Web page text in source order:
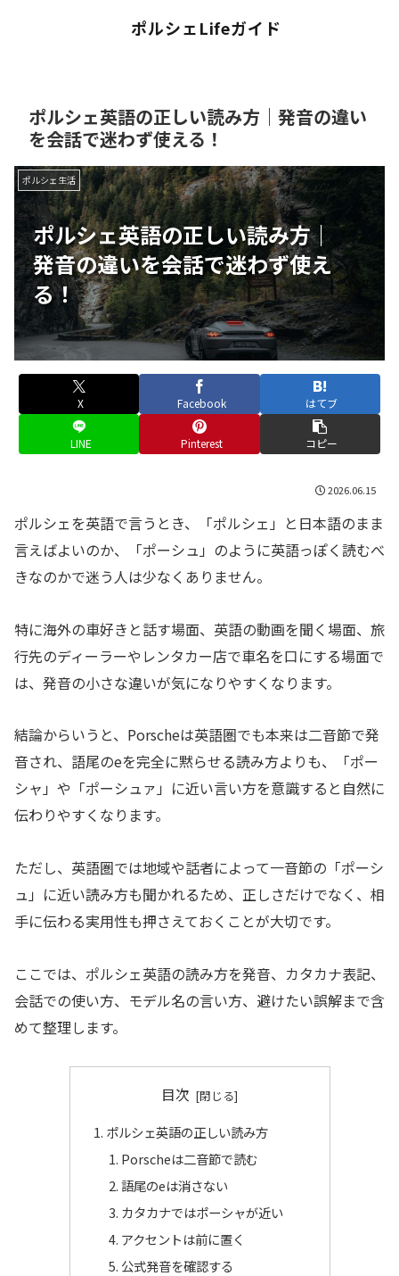
ポルシェLifeガイド
ポルシェ英語の正しい読み方｜発音の違い
を会話で迷わず使える！
ポルシェ英語の正しい読み方｜
発音の違いを会話で迷わず使え
る！
ポルシェ生活
X Facebook はてブ
LINE Pinterest コピー
2026.06.15
ポルシェを英語で言うとき、「ポルシェ」と日本語のまま
言えばよいのか、「ポーシュ」のように英語っぽく読むべ
きなのかで迷う人は少なくありません。
特に海外の車好きと話す場面、英語の動画を聞く場面、旅
行先のディーラーやレンタカー店で車名を口にする場面で
は、発音の小さな違いが気になりやすくなります。
結論からいうと、Porscheは英語圏でも本来は二音節で発
音され、語尾のeを完全に黙らせる読み方よりも、「ポー
シャ」や「ポーシュァ」に近い言い方を意識すると自然に
伝わりやすくなります。
ただし、英語圏では地域や話者によって一音節の「ポーシ
ュ」に近い読み方も聞かれるため、正しさだけでなく、相
手に伝わる実用性も押さえておくことが大切です。
ここでは、ポルシェ英語の読み方を発音、カタカナ表記、
会話での使い方、モデル名の言い方、避けたい誤解まで含
めて整理します。
目次
ポルシェ英語の正しい読み方
Porscheは二音節で読む
語尾のeは消さない
カタカナではポーシャが近い
アクセントは前に置く
公式発音を確認する